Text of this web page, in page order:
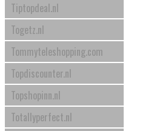
Tiptopdeal.nl
Togetz.nl
Tommyteleshopping.com
Topdiscounter.nl
Topshopinn.nl
Totallyperfect.nl